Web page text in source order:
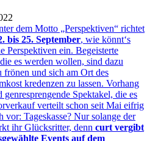
dem Motto „Perspektiven“ richtet
bis 25. September, wie könnt‘s
Perspektiven ein. Begeisterte
es werden wollen, sind dazu
frönen und sich am Ort des
kredenzen zu lassen. Vorhang
Spektakel, die es
verteilt schon seit Mai eifrig
Tageskasse? Nur solange der
ihr Glücksritter, denn curt vergibt
Events auf dem